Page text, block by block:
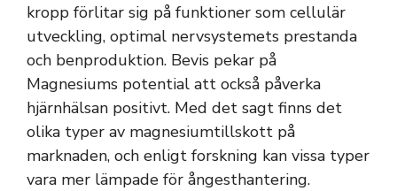
kropp förlitar sig på funktioner som cellulär
utveckling, optimal nervsystemets prestanda
och benproduktion. Bevis pekar på
Magnesiums potential att också påverka
hjärnhälsan positivt. Med det sagt finns det
olika typer av magnesiumtillskott på
marknaden, och enligt forskning kan vissa typer
vara mer lämpade för ångesthantering.